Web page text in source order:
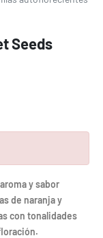
Seeds
y sabor
de naranja y
con tonalidades